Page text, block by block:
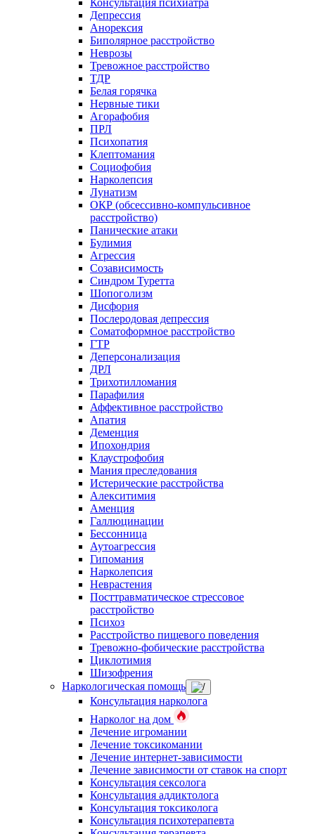
Консультация психиатра
Депрессия
Анорексия
Биполярное расстройство
Неврозы
Тревожное расстройство
ТДР
Белая горячка
Нервные тики
Агорафобия
ПРЛ
Психопатия
Клептомания
Социофобия
Нарколепсия
Лунатизм
ОКР (обсессивно-компульсивное
расстройство)
Панические атаки
Булимия
Агрессия
Созависимость
Синдром Туретта
Шопоголизм
Дисфория
Послеродовая депрессия
Соматоформное расстройство
ГТР
Деперсонализация
ДРЛ
Трихотилломания
Парафилия
Аффективное расстройство
Апатия
Деменция
Ипохондрия
Клаустрофобия
Мания преследования
Истерические расстройства
Алекситимия
Аменция
Галлюцинации
Бессонница
Аутоагрессия
Гипомания
Нарколепсия
Неврастения
Посттравматическое стрессовое
расстройство
Психоз
Расстройство пищевого поведения
Тревожно-фобические расстройства
Циклотимия
Шизофрения
Наркологическая помощь
Консультация нарколога
Нарколог на дом
Лечение игромании
Лечение токсикомании
Лечение интернет-зависимости
Лечение зависимости от ставок на спорт
Консультация сексолога
Консультация аддиктолога
Консультация токсиколога
Консультация психотерапевта